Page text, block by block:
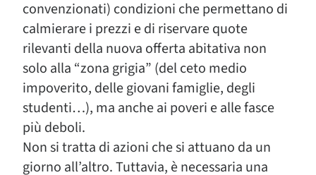
convenzionati) condizioni che permettano di
calmierare i prezzi e di riservare quote
rilevanti della nuova offerta abitativa non
solo alla “zona grigia” (del ceto medio
impoverito, delle giovani famiglie, degli
studenti…), ma anche ai poveri e alle fasce
più deboli.
Non si tratta di azioni che si attuano da un
giorno all’altro. Tuttavia, è necessaria una